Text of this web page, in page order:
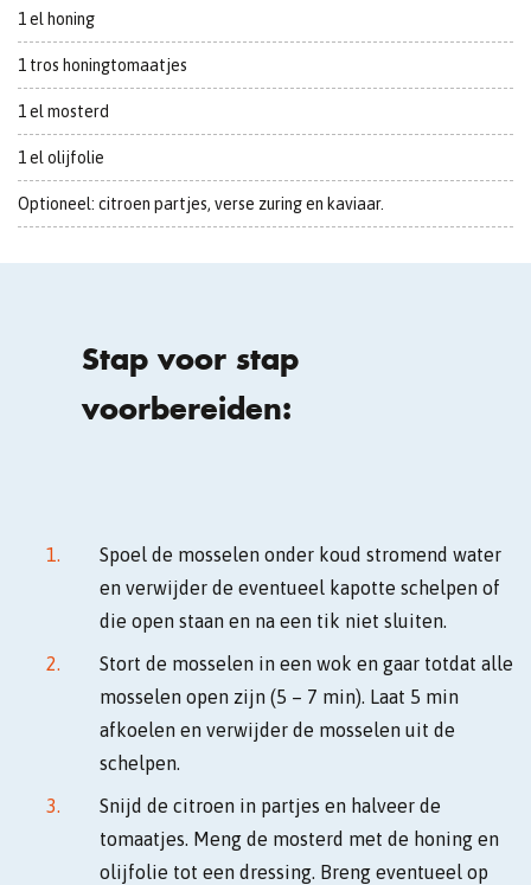
1 el honing
1 tros honingtomaatjes
1 el mosterd
1 el olijfolie
Optioneel: citroen partjes, verse zuring en kaviaar.
Stap voor stap
voorbereiden:
Spoel de mosselen onder koud stromend water
en verwijder de eventueel kapotte schelpen of
die open staan en na een tik niet sluiten.
Stort de mosselen in een wok en gaar totdat alle
mosselen open zijn (5 – 7 min). Laat 5 min
afkoelen en verwijder de mosselen uit de
schelpen.
Snijd de citroen in partjes en halveer de
tomaatjes. Meng de mosterd met de honing en
olijfolie tot een dressing. Breng eventueel op